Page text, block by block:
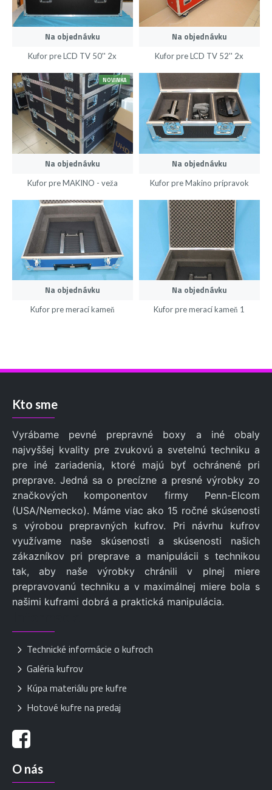
Na objednávku
Kufor pre LCD TV 50'' 2x
Na objednávku
Kufor pre LCD TV 52'' 2x
NOVINKA
Na objednávku
Kufor pre MAKINO - veža
Na objednávku
Kufor pre Makino prípravok
Na objednávku
Kufor pre merací kameň
Na objednávku
Kufor pre merací kameň 1
Kto sme
Vyrábame pevné prepravné boxy a iné obaly
najvyššej kvality pre zvukovú a svetelnú techniku a
pre iné zariadenia, ktoré majú byť ochránené pri
preprave. Jedná sa o precízne a presné výrobky zo
značkových komponentov firmy Penn-Elcom
(USA/Nemecko). Máme viac ako 15 ročné skúsenosti
s výrobou prepravných kufrov. Pri návrhu kufrov
využívame naše skúsenosti a skúsenosti našich
zákazníkov pri preprave a manipulácii s technikou
tak, aby naše výrobky chránili v plnej miere
prepravovanú techniku a v maximálnej miere bola s
našimi kuframi dobrá a praktická manipulácia.
Technické informácie o kufroch
Galéria kufrov
Kúpa materiálu pre kufre
Hotové kufre na predaj
O nás